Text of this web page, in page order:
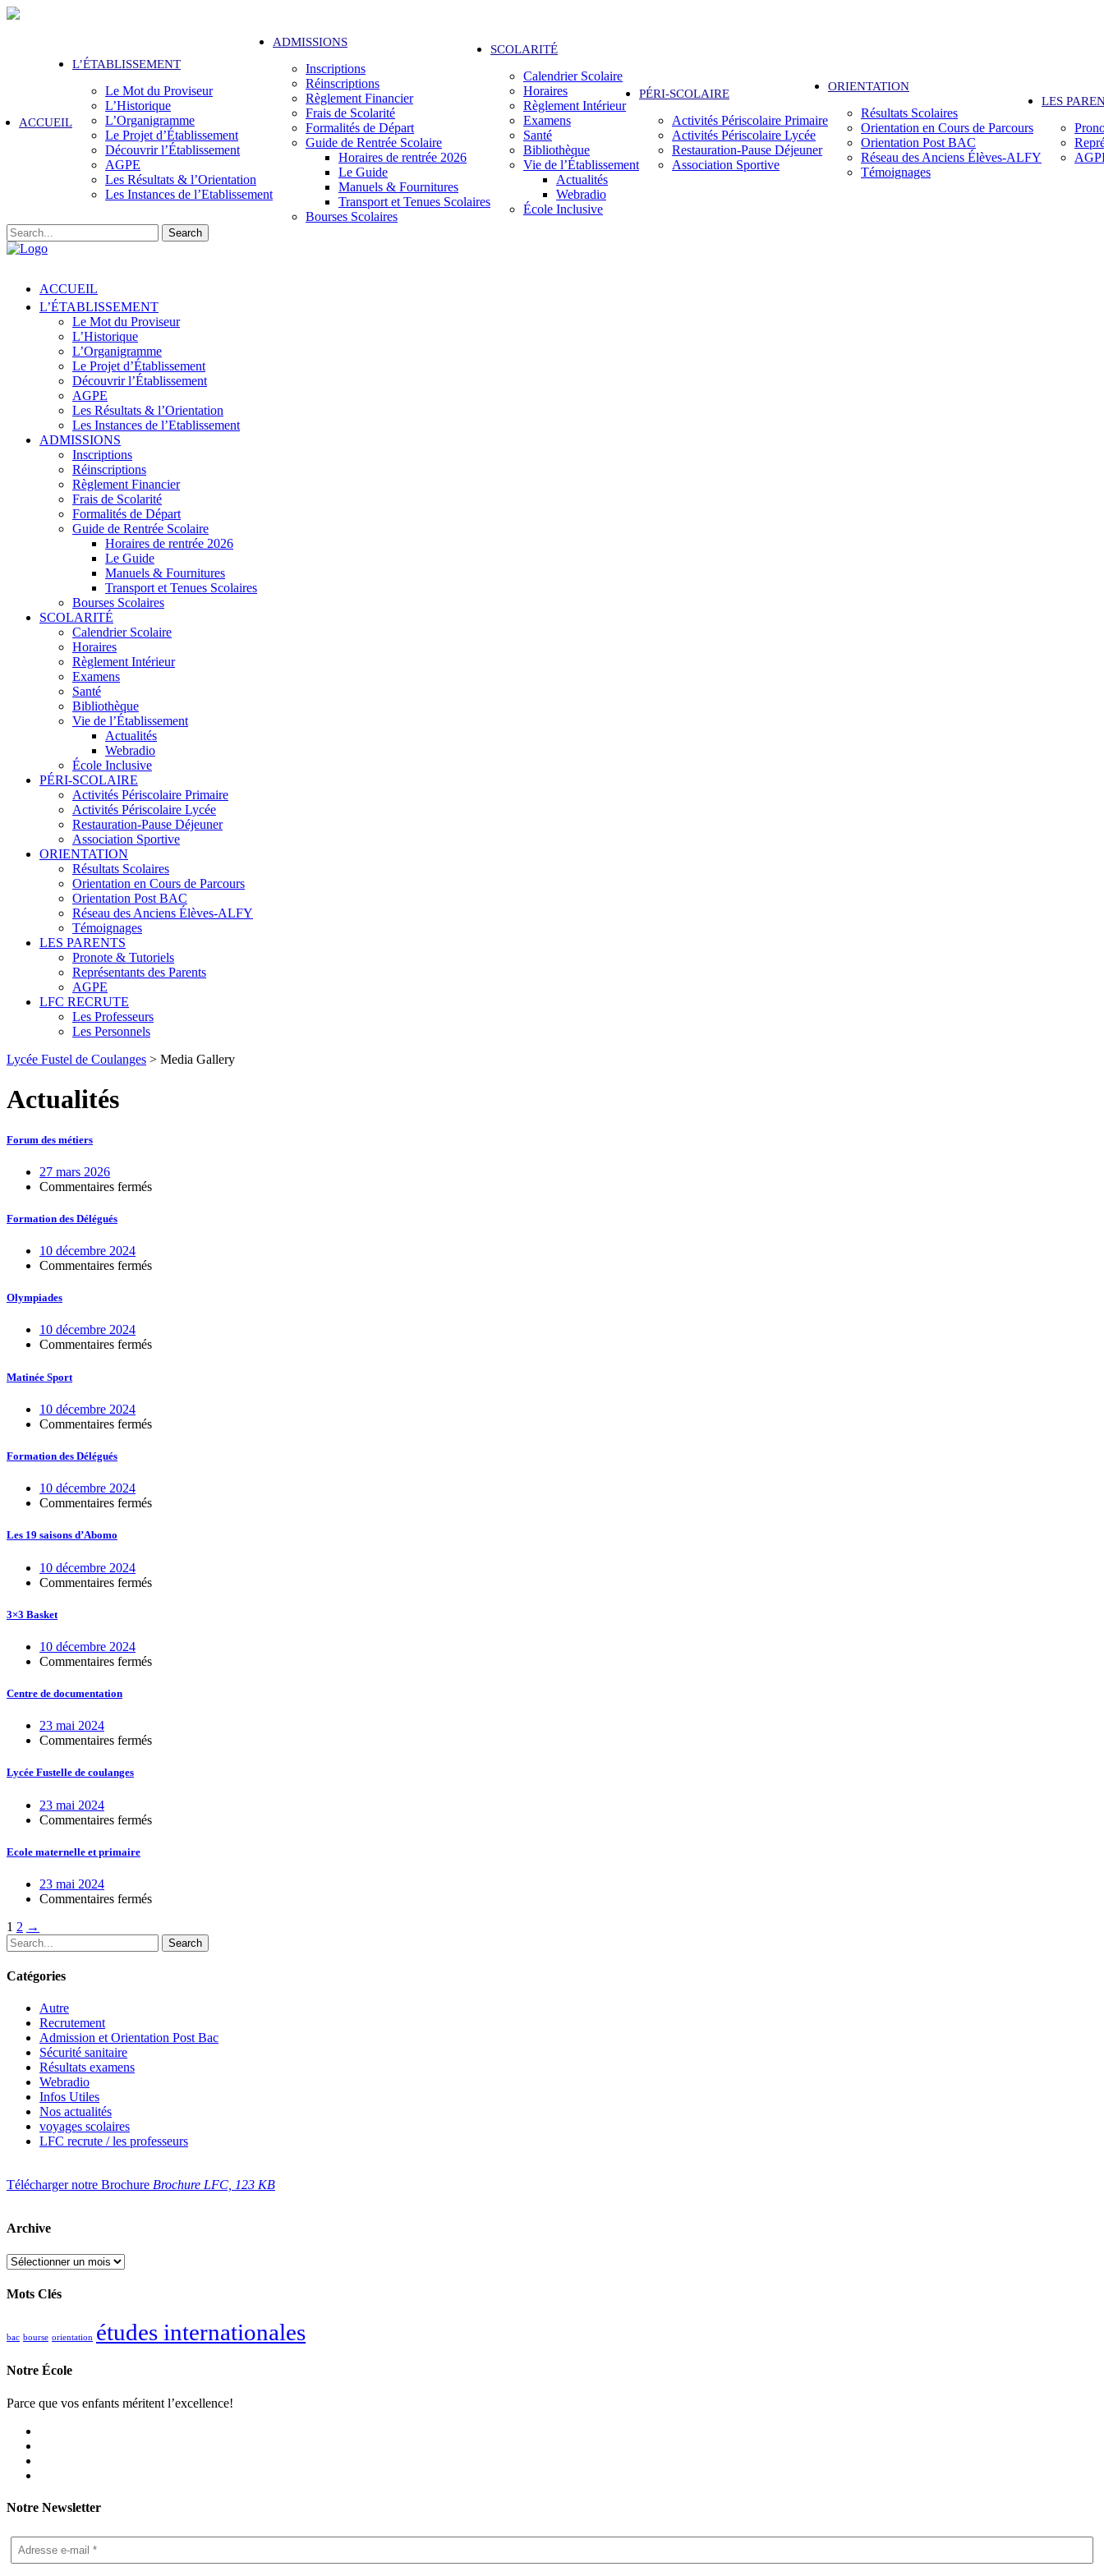
ACCUEIL
L’ÉTABLISSEMENT
Le Mot du Proviseur
L’Historique
L’Organigramme
Le Projet d’Établissement
Découvrir l’Établissement
AGPE
Les Résultats & l’Orientation
Les Instances de l’Etablissement
ADMISSIONS
Inscriptions
Réinscriptions
Règlement Financier
Frais de Scolarité
Formalités de Départ
Guide de Rentrée Scolaire
Horaires de rentrée 2026
Le Guide
Manuels & Fournitures
Transport et Tenues Scolaires
Bourses Scolaires
SCOLARITÉ
Calendrier Scolaire
Horaires
Règlement Intérieur
Examens
Santé
Bibliothèque
Vie de l’Établissement
Actualités
Webradio
École Inclusive
PÉRI-SCOLAIRE
Activités Périscolaire Primaire
Activités Périscolaire Lycée
Restauration-Pause Déjeuner
Association Sportive
ORIENTATION
Résultats Scolaires
Orientation en Cours de Parcours
Orientation Post BAC
Réseau des Anciens Élèves-ALFY
Témoignages
LES
Search
ACCUEIL
L’ÉTABLISSEMENT
Le Mot du Proviseur
L’Historique
L’Organigramme
Le Projet d’Établissement
Découvrir l’Établissement
AGPE
Les Résultats & l’Orientation
Les Instances de l’Etablissement
ADMISSIONS
Inscriptions
Réinscriptions
Règlement Financier
Frais de Scolarité
Formalités de Départ
Guide de Rentrée Scolaire
Horaires de rentrée 2026
Le Guide
Manuels & Fournitures
Transport et Tenues Scolaires
Bourses Scolaires
SCOLARITÉ
Calendrier Scolaire
Horaires
Règlement Intérieur
Examens
Santé
Bibliothèque
Vie de l’Établissement
Actualités
Webradio
École Inclusive
PÉRI-SCOLAIRE
Activités Périscolaire Primaire
Activités Périscolaire Lycée
Restauration-Pause Déjeuner
Association Sportive
ORIENTATION
Résultats Scolaires
Orientation en Cours de Parcours
Orientation Post BAC
Réseau des Anciens Élèves-ALFY
Témoignages
LES PARENTS
Pronote & Tutoriels
Représentants des Parents
AGPE
LFC RECRUTE
Les Professeurs
Les Personnels
Lycée Fustel de Coulanges > Media Gallery
Actualités
Forum des métiers
27 mars 2026
Commentaires ferméssur
Formation des Délégués
10 décembre 2024
Commentaires ferméssur
Olympiades
10 décembre 2024
Commentaires ferméssur
Matinée Sport
10 décembre 2024
Commentaires ferméssur
Formation des Délégués
10 décembre 2024
Commentaires ferméssur
Les 19 saisons d’Abomo
10 décembre 2024
Commentaires ferméssur
3×3 Basket
10 décembre 2024
Commentaires ferméssur
Centre de documentation
23 mai 2024
Commentaires ferméssur
Lycée Fustelle de coulanges
23 mai 2024
Commentaires ferméssur
Ecole maternelle et primaire
23 mai 2024
Commentaires ferméssur
Posts
navigation
1 2 →
Search
Catégories
Autre
Recrutement
Admission et Orientation Post Bac
Sécurité sanitaire
Résultats examens
Webradio
Infos Utiles
Nos actualités
voyages scolaires
LFC recrute / les professeurs
Télécharger notre Brochure Brochure LFC, 123 КB
Archive
Archive
Mots Clés
bac bourse orientation études internationales
Notre École
Parce que vos enfants méritent l’excellence!
Notre Newsletter